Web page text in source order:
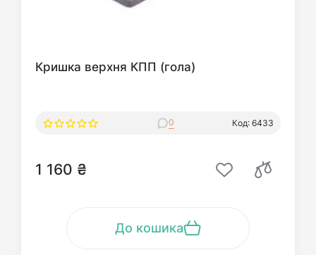
Кришка верхня КПП (гола)
0 Код: 6433
1 160 ₴
До кошика